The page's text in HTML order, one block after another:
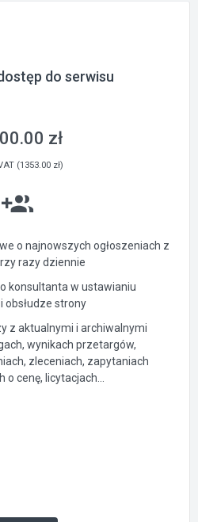
do serwisu
zł
(1353.00 zł)
o najnowszych ogłoszeniach z
razy dziennie
konsultanta w ustawianiu
obsłudze strony
z aktualnymi i archiwalnymi
wynikach przetargów,
zleceniach, zapytaniach
cenę, licytacjach...